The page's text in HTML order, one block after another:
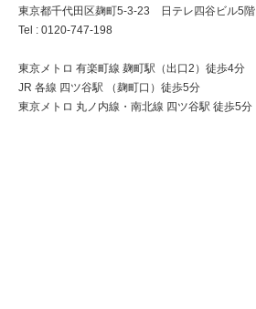
東京都千代田区麹町5-3-23 日テレ四谷ビル5階
Tel : 0120-747-198
東京メトロ 有楽町線 麹町駅（出口2）徒歩4分
JR 各線 四ツ谷駅 （麹町口）徒歩5分
東京メトロ 丸ノ内線・南北線 四ツ谷駅 徒歩5分